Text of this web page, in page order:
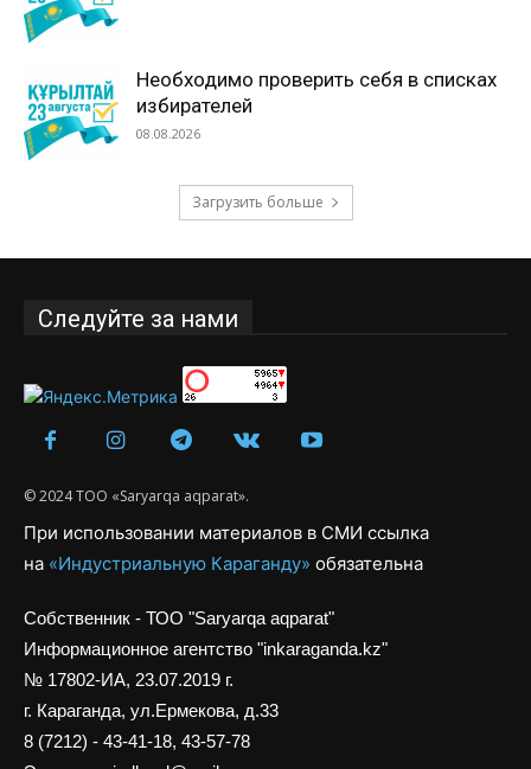
Необходимо проверить себя в списках
избирателей
08.08.2026
Загрузить больше
Следуйте за нами
© 2024 ТОО «Saryarqa aqparat».
При использовании материалов в СМИ ссылка
на «Индустриальную Караганду» обязательна
Собственник - ТОО "Saryarqa aqparat"
Информационное агентство "inkaraganda.kz"
№ 17802-ИА, 23.07.2019 г.
г. Караганда, ул.Ермекова, д.33
8 (7212) - 43-41-18, 43-57-78